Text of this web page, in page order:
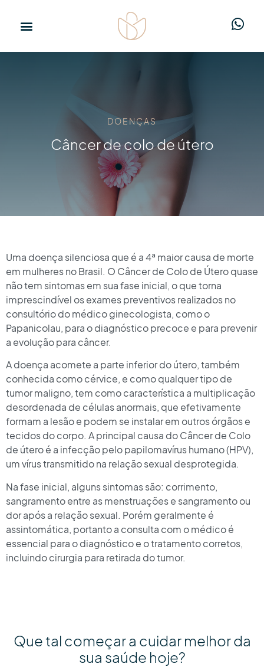
DOENÇAS
Câncer de colo de útero
Uma doença silenciosa que é a 4ª maior causa de morte
em mulheres no Brasil. O Câncer de Colo de Útero quase
não tem sintomas em sua fase inicial, o que torna
imprescindível os exames preventivos realizados no
consultório do médico ginecologista, como o
Papanicolau, para o diagnóstico precoce e para prevenir
a evolução para câncer.⠀
A doença acomete a parte inferior do útero, também
conhecida como cérvice, e como qualquer tipo de
tumor maligno, tem como característica a multiplicação
desordenada de células anormais, que efetivamente
formam a lesão e podem se instalar em outros órgãos e
tecidos do corpo. A principal causa do Câncer de Colo
de útero é a infecção pelo papilomavírus humano (HPV),
um vírus transmitido na relação sexual desprotegida.⠀
Na fase inicial, alguns sintomas são: corrimento,
sangramento entre as menstruações e sangramento ou
dor após a relação sexual. Porém geralmente é
assintomática, portanto a consulta com o médico é
essencial para o diagnóstico e o tratamento corretos,
incluindo cirurgia para retirada do tumor.
Que tal começar a cuidar melhor da
sua saúde hoje?